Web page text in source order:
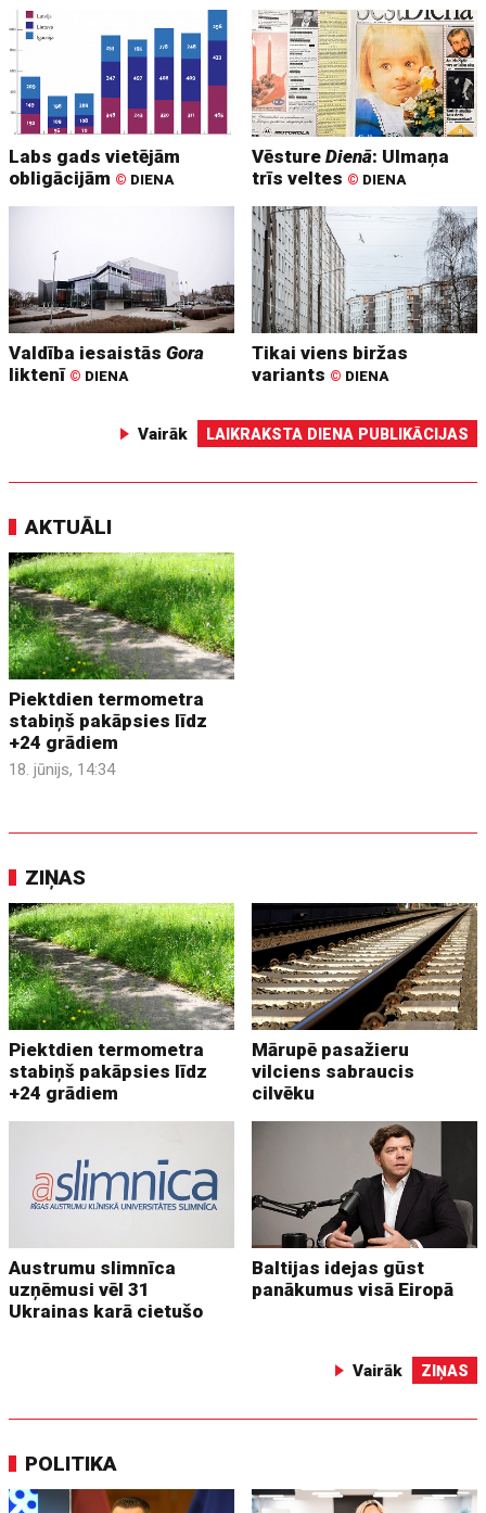
Labs gads vietējām
obligācijām © DIENA
VēstureDienā: Ulmaņa
trīs veltes © DIENA
Valdība iesaistāsGora
liktenī © DIENA
Tikai viens biržas
variants © DIENA
Vairāk LAIKRAKSTA DIENA PUBLIKĀCIJAS
AKTUĀLI
Piektdien termometra
stabiņš pakāpsies līdz
+24 grādiem
18. jūnijs, 14:34
ZIŅAS
Piektdien termometra
stabiņš pakāpsies līdz
+24 grādiem
Mārupē pasažieru
vilciens sabraucis
cilvēku
Austrumu slimnīca
uzņēmusi vēl 31
Ukrainas karā cietušo
Baltijas idejas gūst
panākumus visā Eiropā
Vairāk ZIŅAS
POLITIKA